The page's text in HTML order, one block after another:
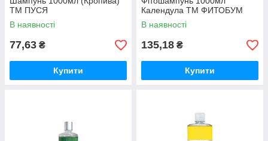
ТМ ПУСЯ
В наявності
77,63 ₴
Купити
Календула ТМ ФИТОБУМ
В наявності
135,18 ₴
Купити